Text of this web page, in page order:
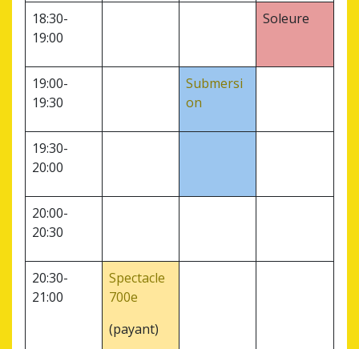
18:30-
19:00
Soleure
19:00-
19:30
Submersi
on
19:30-
20:00
20:00-
20:30
20:30-
21:00
Spectacle
700e
(payant)